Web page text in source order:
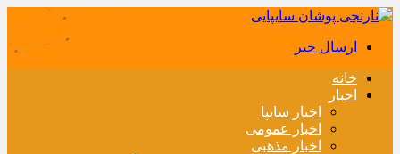
ارسال خبر
خانه
اخبار
اخبار سایپا
اخبار عمومی
اخبار مذهبی